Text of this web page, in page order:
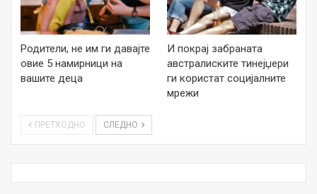
Родители, не им ги давајте
овие 5 намирници на
вашите деца
И покрај забраната
австралиските тинејџери
ги користат социјалните
мрежи
ПРЕТХОДНО СЛЕДНО